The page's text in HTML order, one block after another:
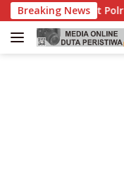
Langsung
ke
konten
Breaking News
Malang Kota, KBP